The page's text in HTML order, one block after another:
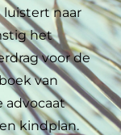
naar
het
voor de
van
advocaat
kindplan.